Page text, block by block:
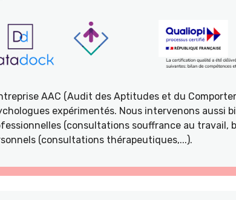
AAC (Audit des Aptitudes et du
expérimentés. Nous intervenons aussi
(consultations souffrance au travail,
(consultations thérapeutiques,...).